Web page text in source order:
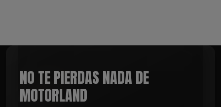
NO TE PIERDAS NADA DE
MOTORLAND